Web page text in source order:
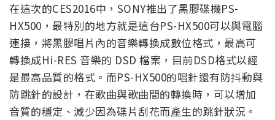
在這次的CES2016中，SONY推出了黑膠碟機PS-
HX500，最特別的地方就是這台PS-HX500可以與電腦
連接，將黑膠唱片內的音樂轉換成數位格式，最高可
轉換成Hi-RES 音樂的 DSD 檔案，目前DSD格式以經
是最高品質的格式。而PS-HX500的唱針還有防抖動與
防跳針的設計，在歌曲與歌曲間的轉換時，可以增加
音質的穩定、減少因為碟片刮花而產生的跳針狀況。